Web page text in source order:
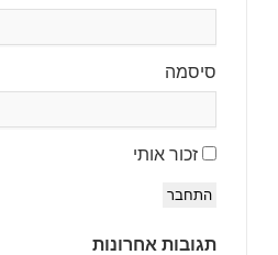
סיסמה
זכור אותי
התחבר
תגובות אחרונות